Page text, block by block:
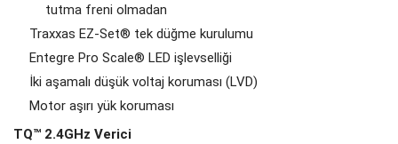
tutma freni olmadan
Traxxas EZ-Set® tek düğme kurulumu
Entegre Pro Scale® LED işlevselliği
İki aşamalı düşük voltaj koruması (LVD)
Motor aşırı yük koruması
TQ™ 2.4GHz Verici